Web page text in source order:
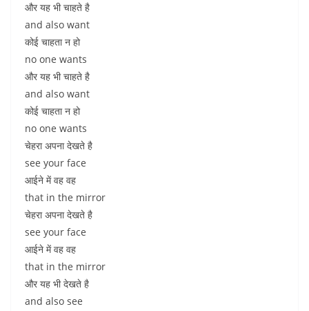
और यह भी चाहते है
and also want
कोई चाहता न हो
no one wants
और यह भी चाहते है
and also want
कोई चाहता न हो
no one wants
चेहरा अपना देखते है
see your face
आईने में वह वह
that in the mirror
चेहरा अपना देखते है
see your face
आईने में वह वह
that in the mirror
और यह भी देखते है
and also see